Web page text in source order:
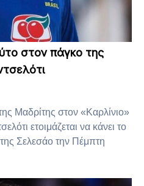
στον πάγκο της
Μαδρίτης στον «Καρλίνιο»
ετοιμάζεται να κάνει το
Σελεσάο την Πέμπτη